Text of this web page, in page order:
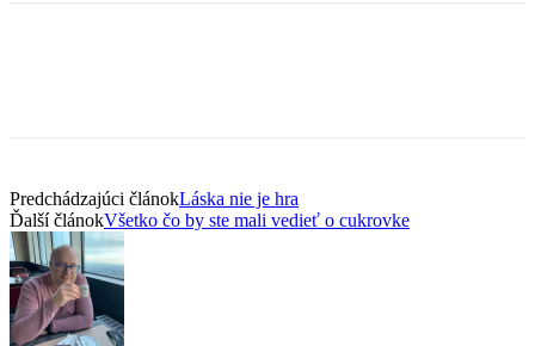
Predchádzajúci článokLáska nie je hra
Ďalší článokVšetko čo by ste mali vedieť o cukrovke